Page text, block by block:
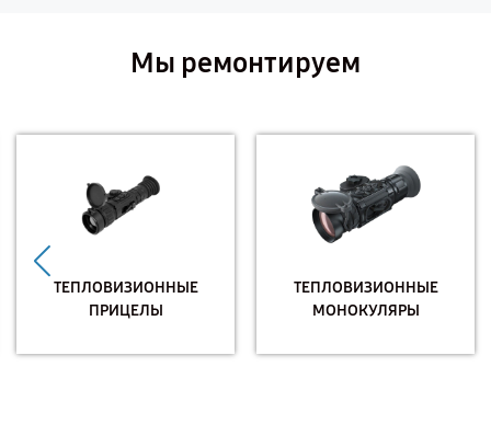
Мы ремонтируем
ТЕПЛОВИЗИОННЫЕ
ПРИЦЕЛЫ
ТЕПЛОВИЗИОННЫЕ
МОНОКУЛЯРЫ